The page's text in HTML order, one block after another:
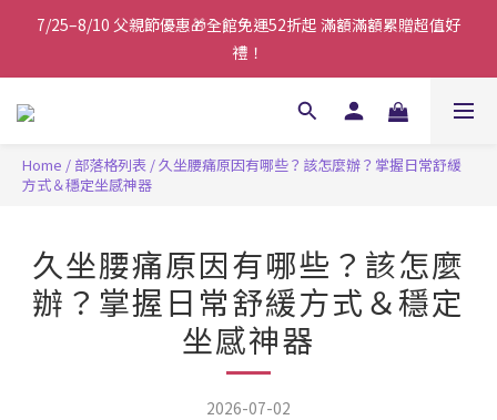
7/25–8/10 父親節優惠🎁全館免運52折起 滿額滿額累贈超值好
禮！
禮！
綁定 LINE會員 💌優惠資訊不漏接
該時段(各地區防空演習時間不同，請依各縣市公布為主)
禮！
Home / 部落格列表 /久坐腰痛原因有哪些？該怎麼辦？掌握日常舒緩
方式＆穩定坐感神器
久坐腰痛原因有哪些？該怎麼
辦？掌握日常舒緩方式＆穩定
坐感神器
2026-07-02